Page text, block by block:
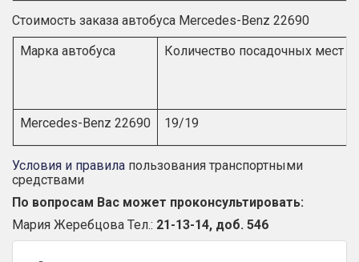
Стоимость заказа автобуса Mercedes-Benz 22690
Марка автобуса
Количество посадочных мест /
Mercedes-Benz 22690 19/19
Условия и правила пользования транспортными
средствами
По вопросам Вас может проконсультировать:
Мария Жеребцова Тел.: 21-13-14, доб. 546